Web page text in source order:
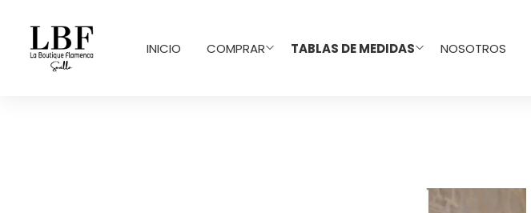
INICIO COMPRAR TABLAS DE MEDIDAS NOSOTROS